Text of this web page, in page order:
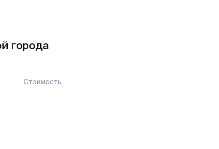
города
Стоимость